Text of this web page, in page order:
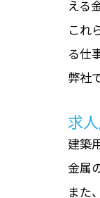
える
これ
る仕
弊社
求
建築
金属
また